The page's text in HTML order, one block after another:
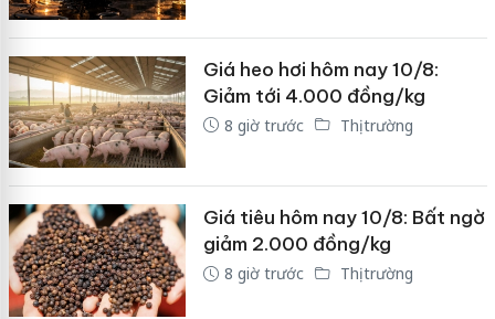
Giá heo hơi hôm nay 10/8:
Giảm tới 4.000 đồng/kg
8 giờ trước Thị trường
Giá tiêu hôm nay 10/8: Bất ngờ
giảm 2.000 đồng/kg
8 giờ trước Thị trường